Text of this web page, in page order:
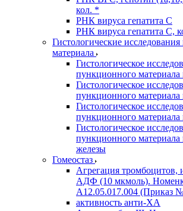
кол. *
РНК вируса гепатита C
РНК вируса гепатита C,
Гистологические
материала
Гистологическое
пункционного
Гистологическое
пункционного материала
Гистологическое
пункционного материала
Гистологическое
пункционного
железы
Гомеостаз
Агрегация тромбоцитов,
АДФ (10 мкмоль).
A12.05.017.004 (Приказ
активность анти-ХА